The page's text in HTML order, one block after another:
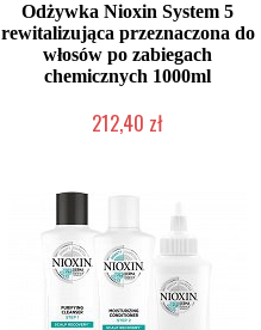
Odżywka Nioxin System 5
rewitalizująca przeznaczona do
włosów po zabiegach
chemicznych 1000ml
212,40 zł